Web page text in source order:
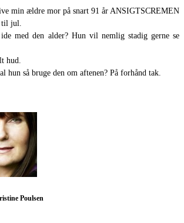
min ældre mor på snart 91 år ANSIGTSCREMEN
til jul.
med den alder? Hun vil nemlig stadig gerne se
hud.
hun så bruge den om aftenen? På forhånd tak.
Poulsen